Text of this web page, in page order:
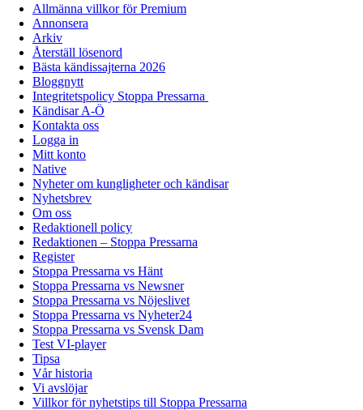
Allmänna villkor för Premium
Annonsera
Arkiv
Återställ lösenord
Bästa kändissajterna 2026
Bloggnytt
Integritetspolicy Stoppa Pressarna
Kändisar A-Ö
Kontakta oss
Logga in
Mitt konto
Native
Nyheter om kungligheter och kändisar
Nyhetsbrev
Om oss
Redaktionell policy
Redaktionen – Stoppa Pressarna
Register
Stoppa Pressarna vs Hänt
Stoppa Pressarna vs Newsner
Stoppa Pressarna vs Nöjeslivet
Stoppa Pressarna vs Nyheter24
Stoppa Pressarna vs Svensk Dam
Test VI-player
Tipsa
Vår historia
Vi avslöjar
Villkor för nyhetstips till Stoppa Pressarna